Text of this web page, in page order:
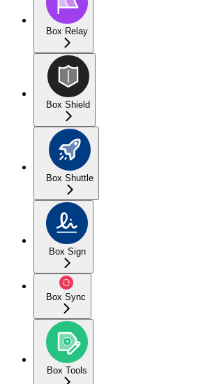
Box Relay
Box Shield
Box Shuttle
Box Sign
Box Sync
Box Tools